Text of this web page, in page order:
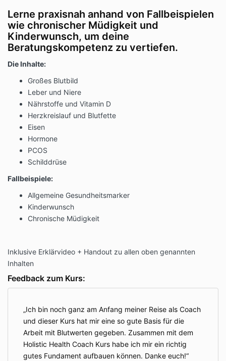
Lerne praxisnah anhand von Fallbeispielen
wie chronischer Müdigkeit und
Kinderwunsch, um deine
Beratungskompetenz zu vertiefen.
Die Inhalte:
Großes Blutbild
Leber und Niere
Nährstoffe und Vitamin D
Herzkreislauf und Blutfette
Eisen
Hormone
PCOS
Schilddrüse
Fallbeispiele:
Allgemeine Gesundheitsmarker
Kinderwunsch
Chronische Müdigkeit
Inklusive Erklärvideo + Handout zu allen oben genannten
Inhalten
Feedback zum Kurs:
Ich bin noch ganz am Anfang meiner Reise als Coach
und dieser Kurs hat mir eine so gute Basis für die
Arbeit mit Blutwerten gegeben. Zusammen mit dem
Holistic Health Coach Kurs habe ich mir ein richtig
gutes Fundament aufbauen können. Danke euch!